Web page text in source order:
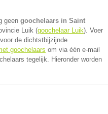
geen goochelaars in Saint
Luik (goochelaar Luik). Voer
de dichtstbijzijnde
goochelaars om via één e-mail
tegelijk. Hieronder worden